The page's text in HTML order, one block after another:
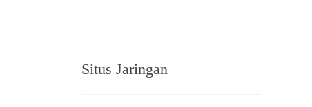
Situs Jaringan